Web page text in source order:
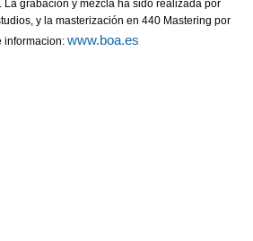
La grabación y mezcla ha sido realizada por
y la masterización en 440 Mastering por
informacion: www.boa.es